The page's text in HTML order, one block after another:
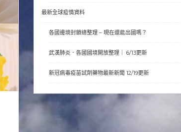
最新全球疫情資料
各國邊境封鎖總整理 – 現在還能出國嗎？
武漢肺炎．各國國境開放整理｜ 6/13更新
新冠病毒疫苗試劑藥物最新新聞 12/19更新